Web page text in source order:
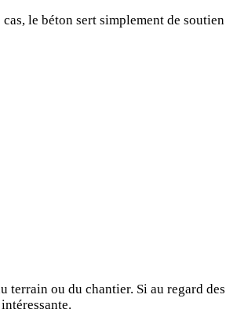
cas, le béton sert simplement de soutien
terrain ou du chantier. Si au regard des